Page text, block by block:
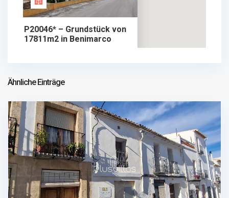
P20046* – Grundstück von
17811m2 in Benimarco
650.000 €
Ähnliche Einträge